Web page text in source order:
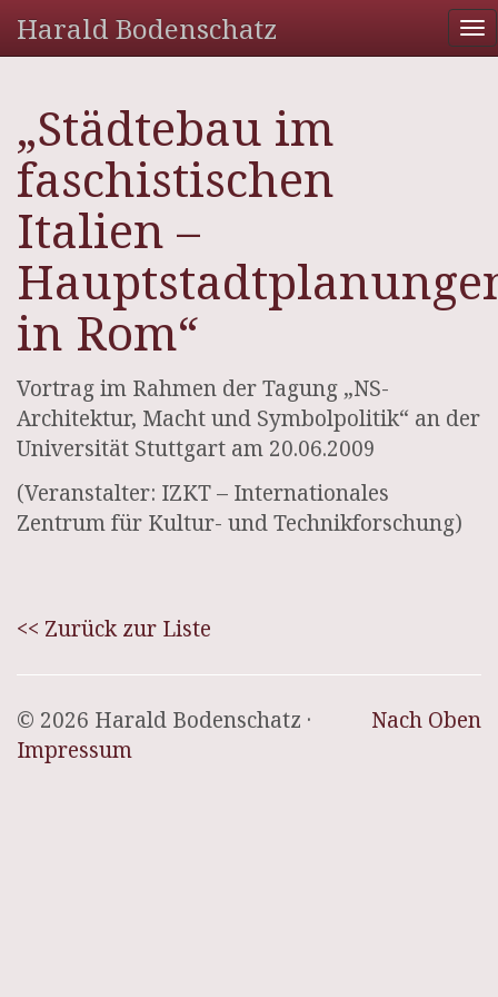
Harald Bodenschatz
„Städtebau im
faschistischen
Italien –
in Rom“
Vortrag im Rahmen der Tagung „NS-
Architektur, Macht und Symbolpolitik“ an der
Universität Stuttgart am 20.06.2009
(Veranstalter: IZKT – Internationales
Zentrum für Kultur- und Technikforschung)
<< Zurück zur Liste
Nach Oben
© 2026 Harald Bodenschatz ·
Impressum